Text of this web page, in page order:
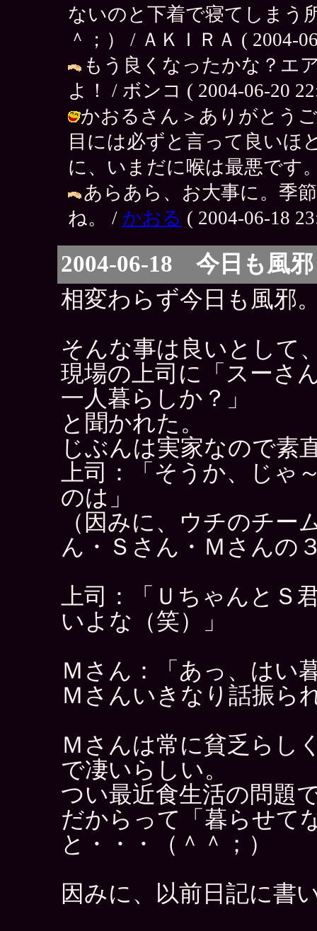
ないのと下着で寝てしまう
＾；） / ＡＫＩＲＡ ( 2004-
もう良くなったかな？エ
よ！ / ボンコ ( 2004-06-20
かおるさん＞ありがとう
目には必ずと言って良いほ
に、いまだに喉は最悪です
あらあら、お大事に。季
ね。 / かおる ( 2004-06-18
2004-06-18 今日も風邪
相変わらず今日も風邪
そんな事は良いとして
現場の上司に「スーさ
一人暮らしか？」
と聞かれた。
じぶんは実家なので素
上司：「そうか、じゃ
のは」
（因みに、ウチのチー
ん・Ｓさん・Ｍさんの
上司：「ＵちゃんとＳ
いよな（笑）」
Ｍさん：「あっ、はい
Ｍさんいきなり話振ら
Ｍさんは常に貧乏らし
で凄いらしい。
つい最近食生活の問題
だからって「暮らせて
と・・・（＾＾；）
因みに、以前日記に書